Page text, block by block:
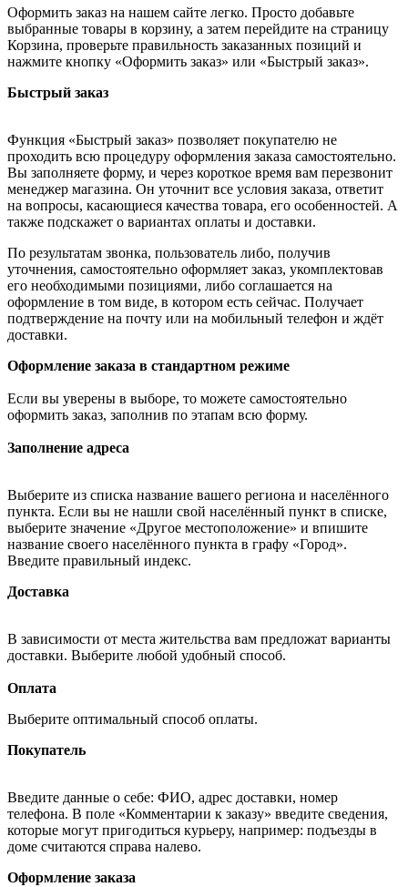
Оформить заказ на нашем сайте легко. Просто добавьте
выбранные товары в корзину, а затем перейдите на страницу
Корзина, проверьте правильность заказанных позиций и
нажмите кнопку «Оформить заказ» или «Быстрый заказ».
Быстрый заказ
Функция «Быстрый заказ» позволяет покупателю не
проходить всю процедуру оформления заказа самостоятельно.
Вы заполняете форму, и через короткое время вам перезвонит
менеджер магазина. Он уточнит все условия заказа, ответит
на вопросы, касающиеся качества товара, его особенностей. А
также подскажет о вариантах оплаты и доставки.
По результатам звонка, пользователь либо, получив
уточнения, самостоятельно оформляет заказ, укомплектовав
его необходимыми позициями, либо соглашается на
оформление в том виде, в котором есть сейчас. Получает
подтверждение на почту или на мобильный телефон и ждёт
доставки.
Оформление заказа в стандартном режиме
Если вы уверены в выборе, то можете самостоятельно
оформить заказ, заполнив по этапам всю форму.
Заполнение адреса
Выберите из списка название вашего региона и населённого
пункта. Если вы не нашли свой населённый пункт в списке,
выберите значение «Другое местоположение» и впишите
название своего населённого пункта в графу «Город».
Введите правильный индекс.
Доставка
В зависимости от места жительства вам предложат варианты
доставки. Выберите любой удобный способ.
Оплата
Выберите оптимальный способ оплаты.
Покупатель
Введите данные о себе: ФИО, адрес доставки, номер
телефона. В поле «Комментарии к заказу» введите сведения,
которые могут пригодиться курьеру, например: подъезды в
доме считаются справа налево.
Оформление заказа